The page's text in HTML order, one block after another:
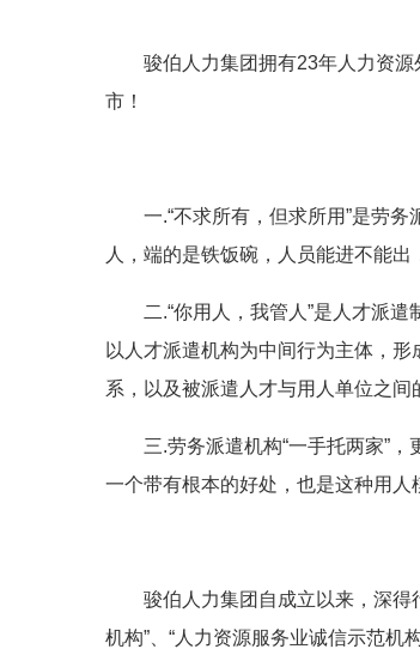
骏伯人力集团拥有23年人力资
市！
一.“不求所有，但求所用”是劳
人，端的是铁饭碗，人员能进不能出
二.“你用人，我管人”是人才派
以人才派遣机构为中间行为主体，
系，以及被派遣人才与用人单位之间
三.劳务派遣机构“一手托两家”
一个带有根本的好处，也是这种用人
骏伯人力集团自成立以来，深得
机构”、“人力资源服务业诚信示范机